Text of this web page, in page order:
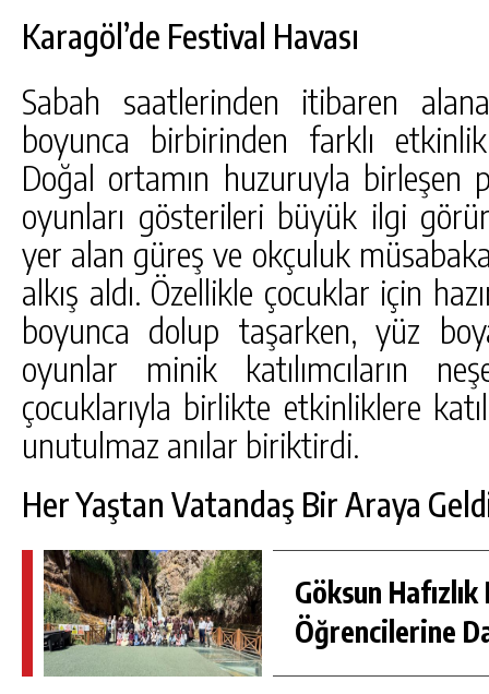
Karagöl’de Festival Havası
Sabah saatlerinden itibaren
boyunca birbirinden farklı
Doğal ortamın huzuruyla birleşen
oyunları gösterileri büyük ilgi
yer alan güreş ve okçuluk
alkış aldı. Özellikle çocuklar için
boyunca dolup taşarken, yüz
oyunlar minik katılımcıların
çocuklarıyla birlikte etkinliklere
unutulmaz anılar biriktirdi.
Her Yaştan Vatandaş Bir Araya
Göksun Hafızlık
Öğrencilerine